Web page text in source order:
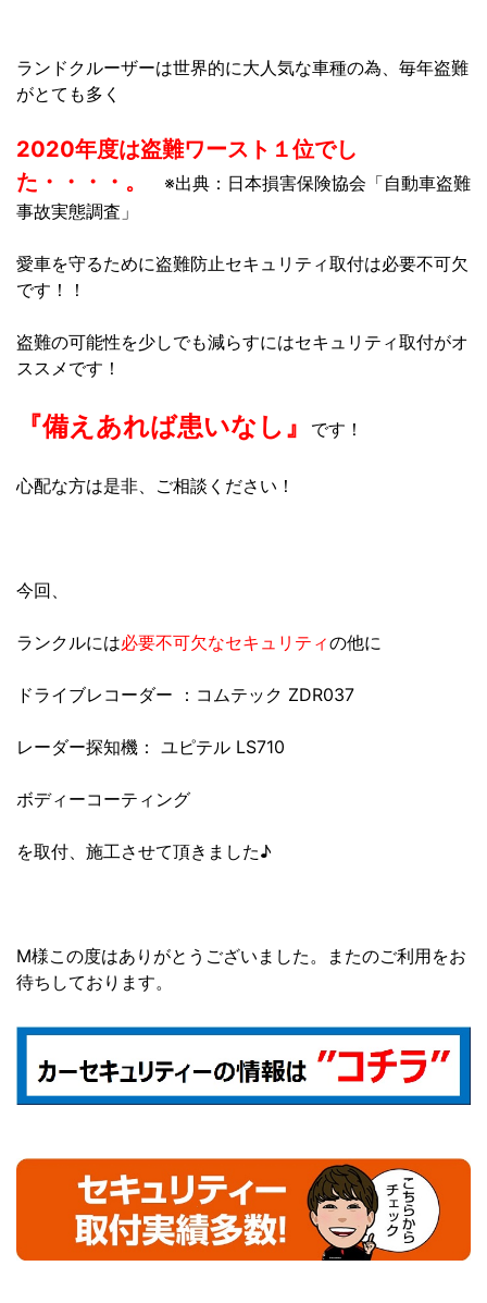
ランドクルーザーは世界的に大人気な車種の為、毎年盗難
がとても多く
2020年度は盗難ワースト１位でし
た・・・・。
※出典：日本損害保険協会「自動車盗難
事故実態調査」
愛車を守るために盗難防止セキュリティ取付は必要不可欠
です！！
盗難の可能性を少しでも減らすにはセキュリティ取付がオ
ススメです！
『備えあれば患いなし』 です！
心配な方は是非、ご相談ください！
今回、
ランクルには必要不可欠なセキュリティの他に
ドライブレコーダー ：コムテック ZDR037
レーダー探知機： ユピテル LS710
ボディーコーティング
を取付、施工させて頂きました♪
M様この度はありがとうございました。またのご利用をお
待ちしております。